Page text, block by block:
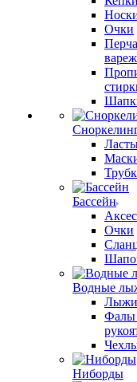
Очки
Бассейн
Очки
Водные
Лыжи
Фалы
Ниборды